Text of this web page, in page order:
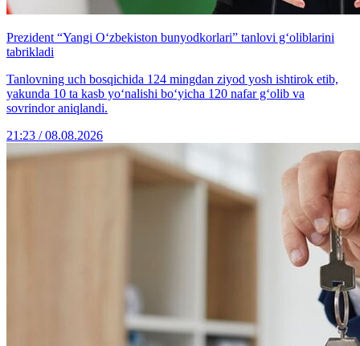
Prezident “Yangi O‘zbekiston bunyodkorlari” tanlovi g‘oliblarini
tabrikladi
Tanlovning uch bosqichida 124 mingdan ziyod yosh ishtirok etib,
yakunda 10 ta kasb yo‘nalishi bo‘yicha 120 nafar g‘olib va
sovrindor aniqlandi.
21:23 / 08.08.2026